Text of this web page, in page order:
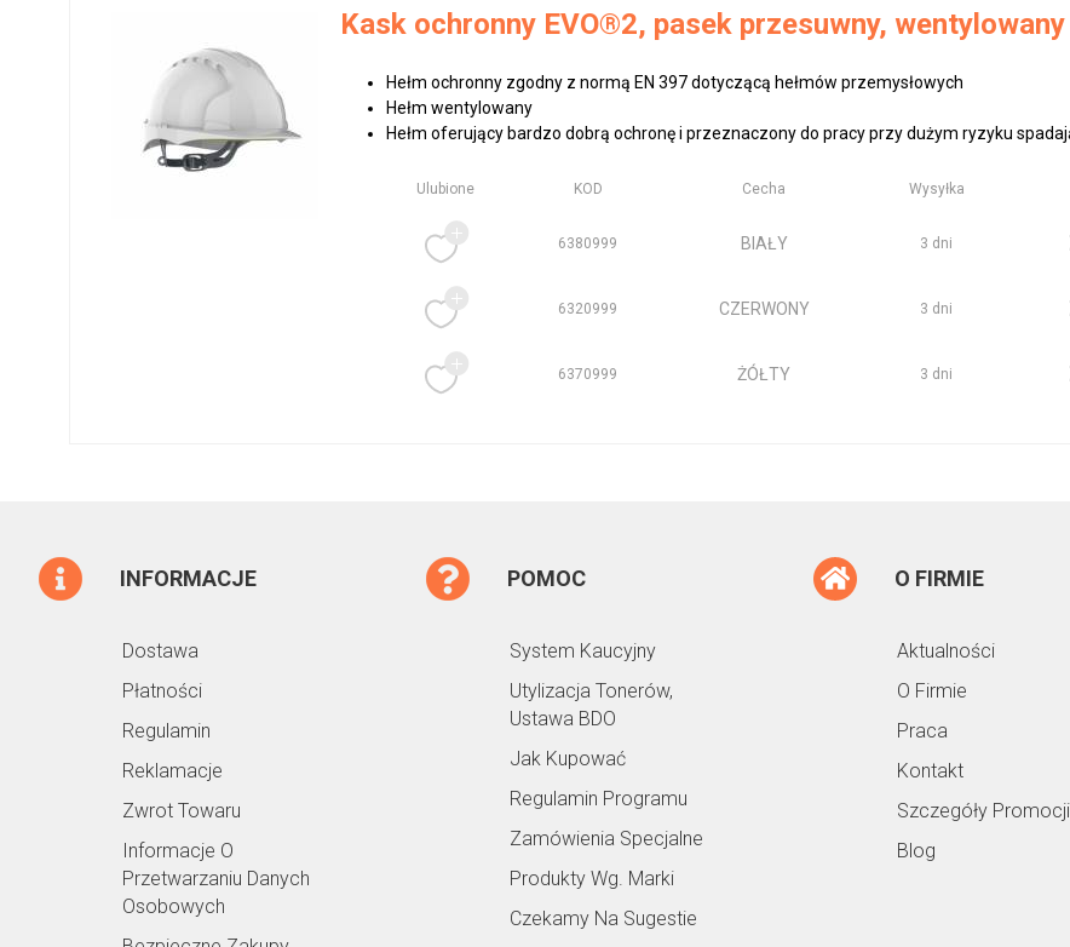
Kask ochronny EVO®2, pasek przesuwny, wentylowany
Hełm ochronny zgodny z normą EN 397 dotyczącą hełmów przemysłowych
Hełm wentylowany
Hełm oferujący bardzo dobrą ochronę i przeznaczony do pracy przy dużym ryzyku
Ulubione KOD Cecha Wysyłka
6380999 BIAŁY 3 dni
6320999 CZERWONY 3 dni
6370999 ŻÓŁTY 3 dni
INFORMACJE
Dostawa
Płatności
Regulamin
Reklamacje
Zwrot Towaru
Informacje O
Przetwarzaniu Danych
Osobowych
POMOC
System Kaucyjny
Utylizacja Tonerów,
Ustawa BDO
Jak Kupować
Regulamin Programu
Zamówienia Specjalne
Produkty Wg. Marki
Czekamy Na Sugestie
O FIRMIE
Aktualności
O Firmie
Praca
Kontakt
Szczegóły Promocji
Blog